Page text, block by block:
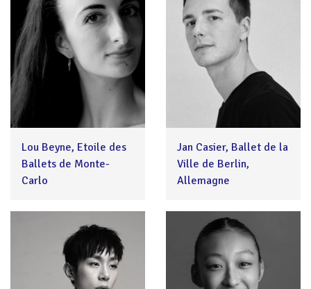
Lou Beyne, Etoile des
Ballets de Monte-
Carlo
Jan Casier, Ballet de la
Ville de Berlin,
Allemagne